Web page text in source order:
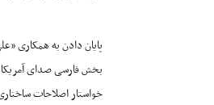
پایان دادن به همکاری
بخش فارسی صدای
خواستار اصلاحات